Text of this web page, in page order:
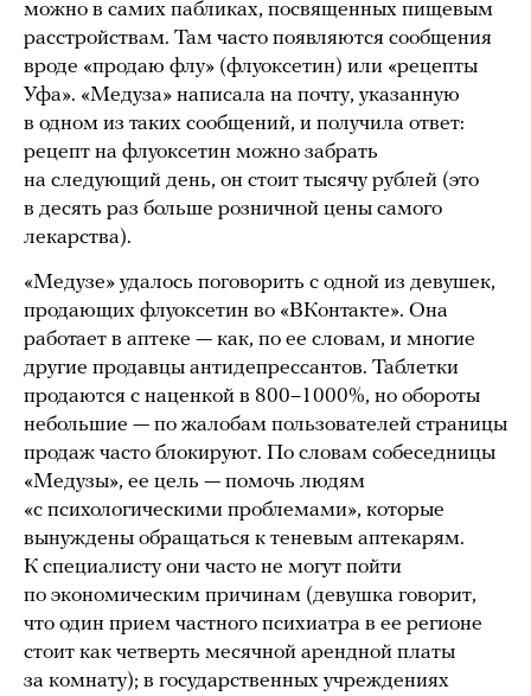
можно в самих пабликах, посвященных пищевым
расстройствам. Там часто появляются сообщения
вроде «продаю флу» (флуоксетин) или «рецепты
Уфа». «Медуза» написала на почту, указанную
в одном из таких сообщений, и получила ответ:
рецепт на флуоксетин можно забрать
на следующий день, он стоит тысячу рублей (это
в десять раз больше розничной цены самого
лекарства).
«Медузе» удалось поговорить с одной из девушек,
продающих флуоксетин во «ВКонтакте». Она
работает в аптеке — как, по ее словам, и многие
другие продавцы антидепрессантов. Таблетки
продаются с наценкой в 800–1000%, но обороты
небольшие — по жалобам пользователей страницы
продаж часто блокируют. По словам собеседницы
«Медузы», ее цель — помочь людям
«с психологическими проблемами», которые
вынуждены обращаться к теневым аптекарям.
К специалисту они часто не могут пойти
по экономическим причинам (девушка говорит,
что один прием частного психиатра в ее регионе
стоит как четверть месячной арендной платы
за комнату); в государственных учреждениях